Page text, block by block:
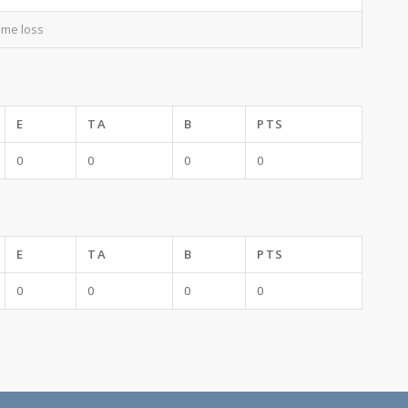
loss
E TA B PTS
0 0 0 0
E TA B PTS
0 0 0 0